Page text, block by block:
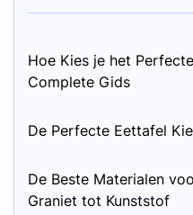
Hoe Kies je het
Complete Gids
De Perfecte Eettafel
De Beste Materialen
Graniet tot Kunststof